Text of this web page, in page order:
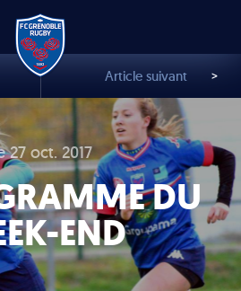
27 oct. 2017
DU
END
Article suivant >